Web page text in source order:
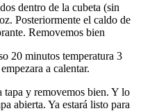
dentro de la cubeta (sin
Posteriormente el caldo de
Removemos bien
20 minutos temperatura 3
a calentar.
tapa y removemos bien. Y lo
abierta. Ya estará listo para